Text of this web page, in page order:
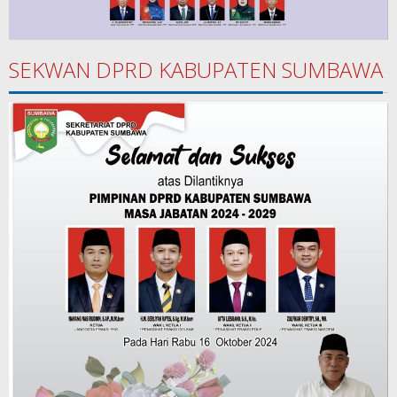
SEKWAN DPRD KABUPATEN SUMBAWA